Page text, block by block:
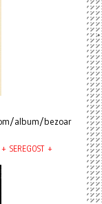
album/bezoar
SEREGOST +